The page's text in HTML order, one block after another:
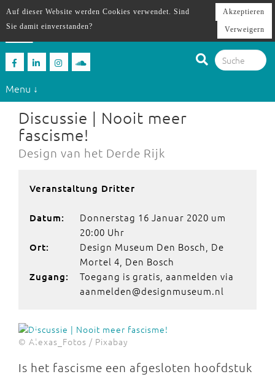
Menu ↓
Discussie | Nooit meer
fascisme!
Design van het Derde Rijk
Veranstaltung Dritter
Datum:
Donnerstag 16 Januar 2020 um
20:00 Uhr
Ort:
Design Museum Den Bosch, De
Mortel 4, Den Bosch
Zugang:
Toegang is gratis, aanmelden via
aanmelden@designmuseum.nl
© Alexas_Fotos / Pixabay
Is het fascisme een afgesloten hoofdstuk
Auf dieser Website werden Cookies verwendet. Sind
Sie damit einverstanden?
Akzeptieren
Verweigern